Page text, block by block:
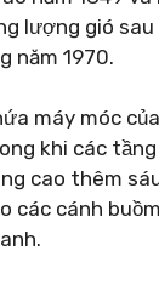
lượng gió
năm 1970.
máy móc
khi các
cao thêm
các cánh